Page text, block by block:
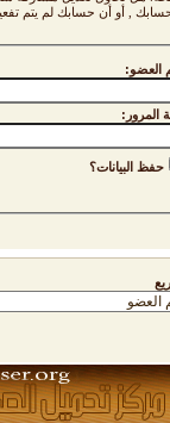
, أو أن حسابك لم يتم
العضو:
المرور:
حفظ البيانات؟